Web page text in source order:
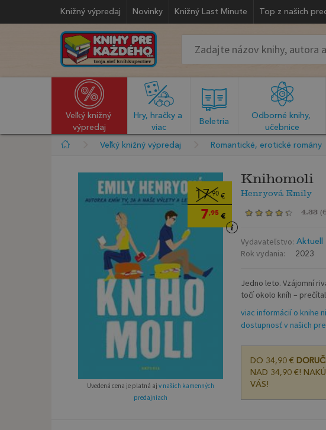
Knižný výpredaj Novinky Knižný Last Minute Top z našich
Veľký knižný
výpredaj
Hry, hračky a
viac
Beletria
Odborné knihy,
učebnice
Veľký knižný výpredaj Romantické, erotické romány
17,90 €
7,95 €
Uvedená cena je platná aj v našich kamenných
predajniach
Knihomoli
Henryová Emily
4.33 (
Vydavateľstvo: Aktuell
Rok vydania: 2023
Jedno leto. Vzájomní
točí okolo kníh –
viac informácií o knihe
dostupnosť v našich
DO 34,90 €
NAD 34,90 €!
VÁS!